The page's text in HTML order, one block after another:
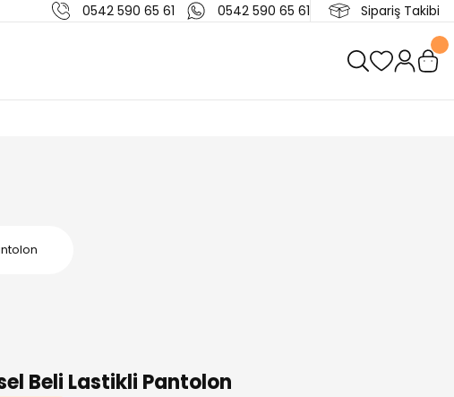
0542 590 65 61 0542 590 65 61 Sipariş Takibi
Beli Lastikli Pantolon